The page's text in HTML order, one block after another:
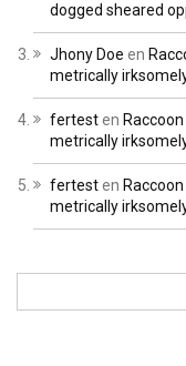
dogged sheared
Jhony Doe en
metrically
fertesten
metrically
fertesten
metrically